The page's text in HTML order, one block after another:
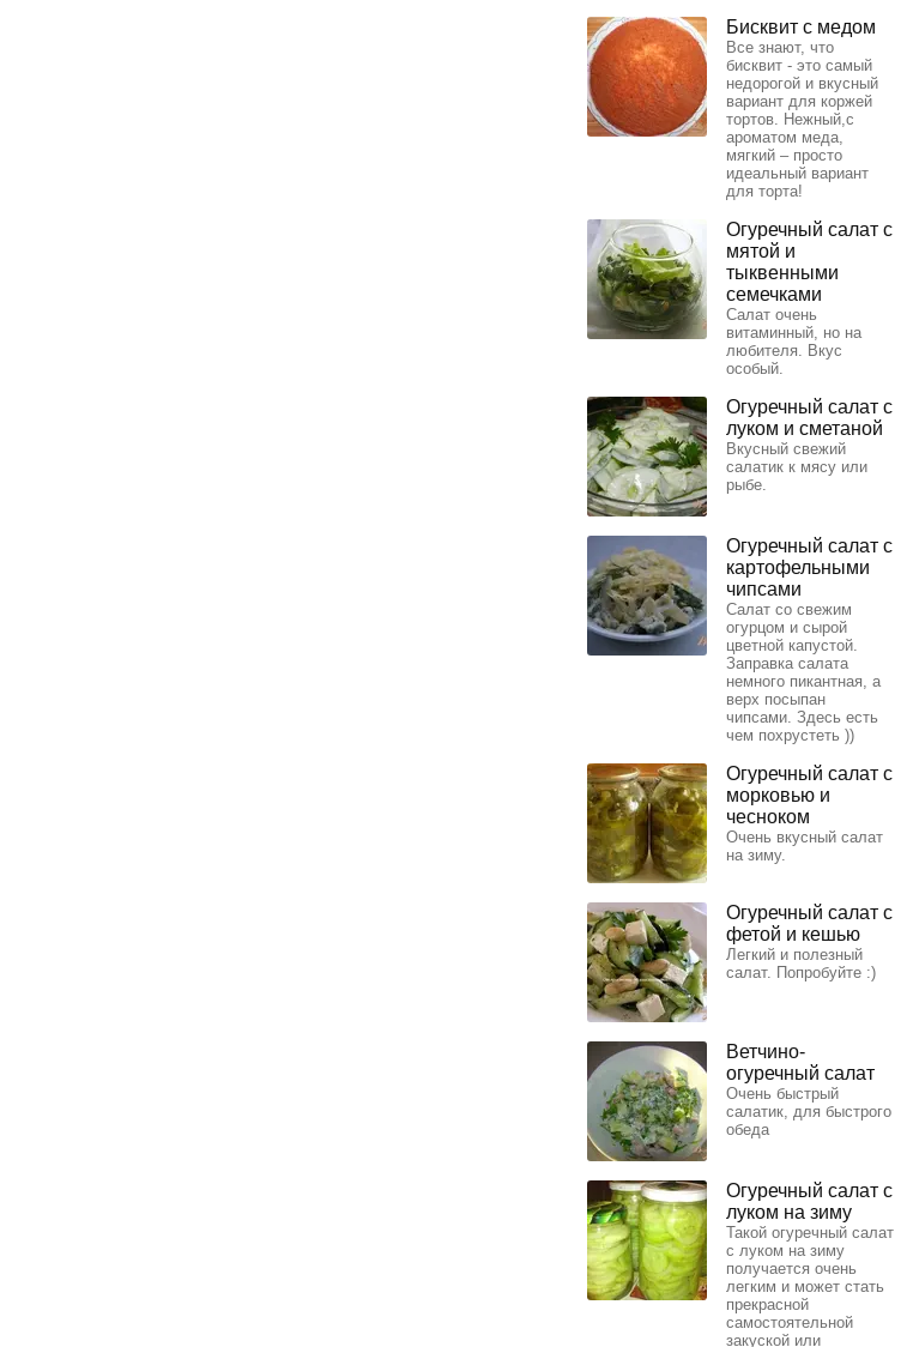
Бисквит с медом
Все знают, что
бисквит - это самый
недорогой и вкусный
вариант для коржей
тортов. Нежный,с
ароматом меда,
мягкий – просто
идеальный вариант
для торта!
Огуречный салат с
мятой и
тыквенными
семечками
Салат очень
витаминный, но на
любителя. Вкус
особый.
Огуречный салат с
луком и сметаной
Вкусный свежий
салатик к мясу или
рыбе.
Огуречный салат с
картофельными
чипсами
Салат со свежим
огурцом и сырой
цветной капустой.
Заправка салата
немного пикантная, а
верх посыпан
чипсами. Здесь есть
чем похрустеть ))
Огуречный салат с
морковью и
чесноком
Очень вкусный салат
на зиму.
Огуречный салат с
фетой и кешью
Легкий и полезный
салат. Попробуйте :)
Ветчино-
огуречный салат
Очень быстрый
салатик, для быстрого
обеда
Огуречный салат с
луком на зиму
Такой огуречный салат
с луком на зиму
получается очень
легким и может стать
прекрасной
самостоятельной
закуской или